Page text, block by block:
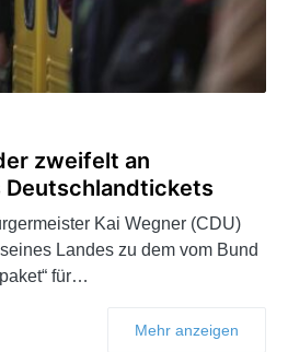
zweifelt an
Deutschlandtickets
Kai Wegner (CDU)
Landes zu dem vom Bund
für…
Mehr anzeigen